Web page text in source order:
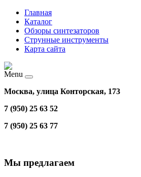
Главная
Каталог
Обзоры синтезаторов
Струнные инструменты
Карта сайта
Menu
Москва, улица Конторская, 173
7 (950) 25 63 52
7 (950) 25 63 77
Мы предлагаем